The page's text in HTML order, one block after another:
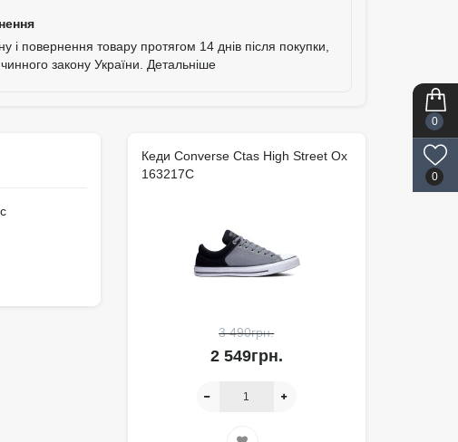
0
0
і повернення товару протягом 14 днів після покупки,
закону України. Детальніше
Кеди Converse Ctas High Street Ox
163217C
3 490грн.
2 549грн.